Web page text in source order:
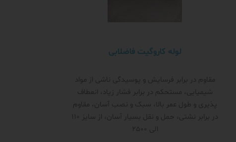
لوله کاروگیت فاضلابی
مقاوم در برابر فرسایش و پوسیدگی ناشی از مواد
شیمیایی، مستحکم در برابر فشار زیاد، انعطاف
پذیری و طول عمر بالا، سبک و نصب آسان، مقاوم
در برابر نشتی، حمل و نقل بسیار آسان، از سایز 110
الی 2500